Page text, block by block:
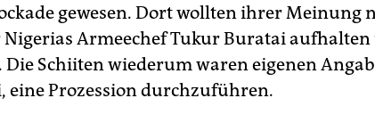
gewesen. Dort wollten ihrer Meinung
Armeechef Tukur Buratai
Schiiten wiederum waren eigenen
eine Prozession durchzuführen.